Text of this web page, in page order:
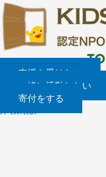
内
容
を
ス
キ
支援を受けたい
一緒に活動したい
寄付をする
X-twitter